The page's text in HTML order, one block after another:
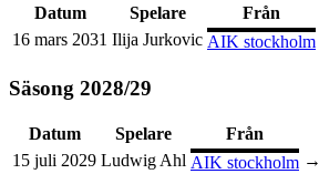
Datum Spelare Från
16 mars 2031 Ilija Jurkovic AIK stockholm
Säsong 2028/29
Datum Spelare Från
15 juli 2029 Ludwig Ahl AIK stockholm →